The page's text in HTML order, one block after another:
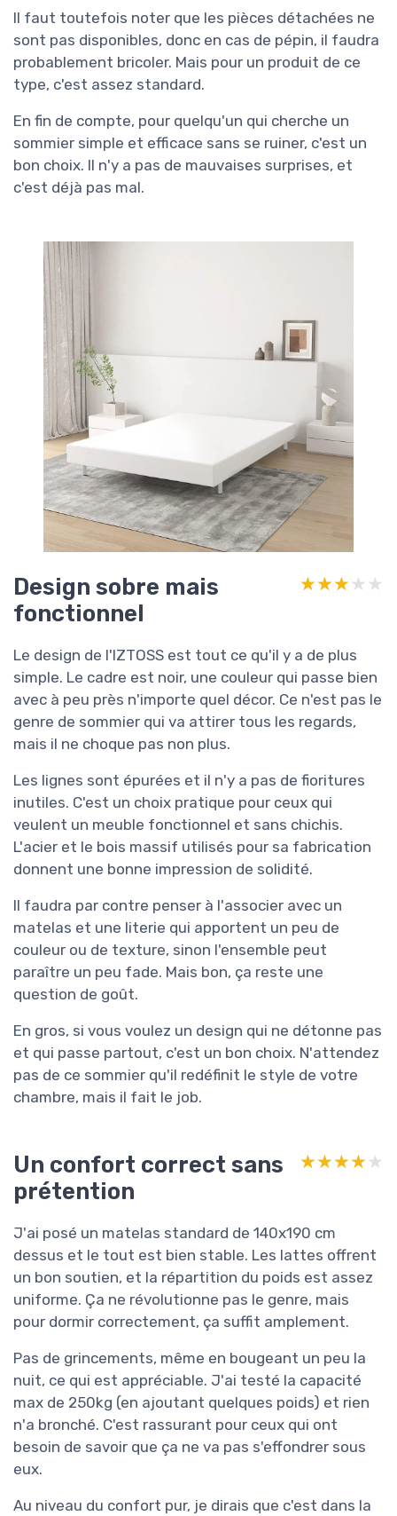
Il faut toutefois noter que les pièces détachées ne
sont pas disponibles, donc en cas de pépin, il faudra
probablement bricoler. Mais pour un produit de ce
type, c'est assez standard.
En fin de compte, pour quelqu'un qui cherche un
sommier simple et efficace sans se ruiner, c'est un
bon choix. Il n'y a pas de mauvaises surprises, et
c'est déjà pas mal.
Design sobre mais
fonctionnel
★★★★★
★★★★★
Le design de l'IZTOSS est tout ce qu'il y a de plus
simple. Le cadre est noir, une couleur qui passe bien
avec à peu près n'importe quel décor. Ce n'est pas le
genre de sommier qui va attirer tous les regards,
mais il ne choque pas non plus.
Les lignes sont épurées et il n'y a pas de fioritures
inutiles. C'est un choix pratique pour ceux qui
veulent un meuble fonctionnel et sans chichis.
L'acier et le bois massif utilisés pour sa fabrication
donnent une bonne impression de solidité.
Il faudra par contre penser à l'associer avec un
matelas et une literie qui apportent un peu de
couleur ou de texture, sinon l'ensemble peut
paraître un peu fade. Mais bon, ça reste une
question de goût.
En gros, si vous voulez un design qui ne détonne pas
et qui passe partout, c'est un bon choix. N'attendez
pas de ce sommier qu'il redéfinit le style de votre
chambre, mais il fait le job.
Un confort correct sans
prétention
★★★★★
★★★★★
J'ai posé un matelas standard de 140x190 cm
dessus et le tout est bien stable. Les lattes offrent
un bon soutien, et la répartition du poids est assez
uniforme. Ça ne révolutionne pas le genre, mais
pour dormir correctement, ça suffit amplement.
Pas de grincements, même en bougeant un peu la
nuit, ce qui est appréciable. J'ai testé la capacité
max de 250kg (en ajoutant quelques poids) et rien
n'a bronché. C'est rassurant pour ceux qui ont
besoin de savoir que ça ne va pas s'effondrer sous
eux.
Au niveau du confort pur, je dirais que c'est dans la